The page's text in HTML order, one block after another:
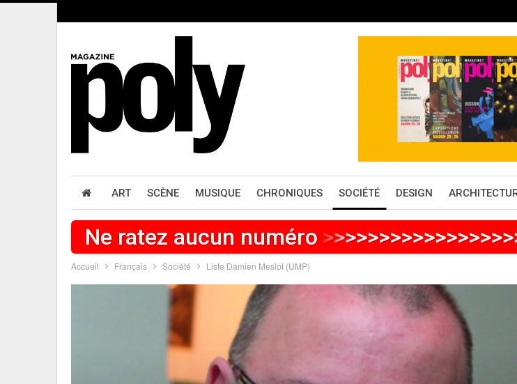
ART SCÈNE MUSIQUE CHRONIQUES SOCIÉTÉ DESIGN
Ne ratez aucun numéro >>>>>>>>>>>>>>>>
Accueil Français Société Liste Damien Meslot (UMP)